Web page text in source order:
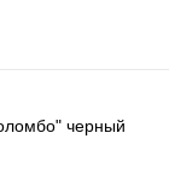
черный